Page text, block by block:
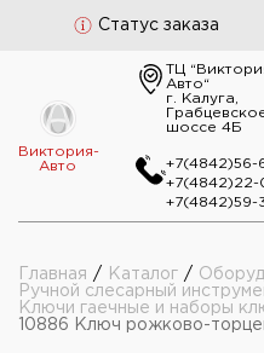
Статус заказа
Виктория-
Авто
ТЦ
Авто“
г. Калуга,
шоссе 4Б
+7(4842)56-
+7(4842)22-
+7(4842)59-
Главная / Каталог /
Ручной слесарный
Ключи гаечные и наборы
10886 Ключ рожково-